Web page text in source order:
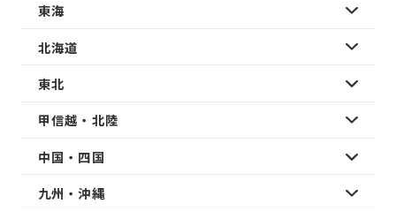
東海
北海道
東北
甲信越・北陸
中国・四国
九州・沖縄